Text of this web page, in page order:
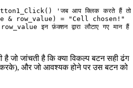
'जब आप क्लिक करते हैं तो
& row_value) = "Cell chosen!"
इन फ़ंक्शन द्वारा लौटाए गए मान हैं
है जो जांचती है कि क्या विकल्प बटन सही ढंग
करके), और जो आवश्यक होने पर उस बटन को